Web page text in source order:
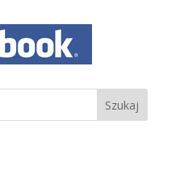
zachowania
podczas
odwiedzania naszej
strony, zwiększasz
zobaczenie
spersonalizowanych
treści i ofert.